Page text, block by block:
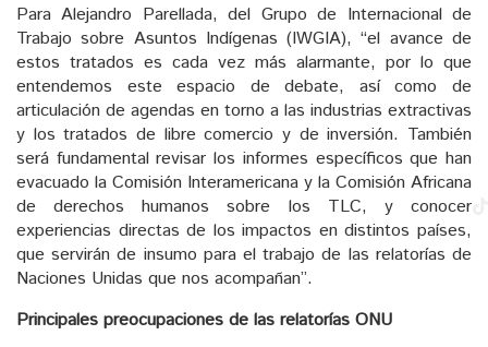
Para Alejandro Parellada, del Grupo de Internacional de
Trabajo sobre Asuntos Indígenas (IWGIA), “el avance de
estos tratados es cada vez más alarmante, por lo que
entendemos este espacio de debate, así como de
articulación de agendas en torno a las industrias extractivas
y los tratados de libre comercio y de inversión. También
será fundamental revisar los informes específicos que han
evacuado la Comisión Interamericana y la Comisión Africana
de derechos humanos sobre los TLC, y conocer
experiencias directas de los impactos en distintos países,
que servirán de insumo para el trabajo de las relatorías de
Naciones Unidas que nos acompañan”.
Principales preocupaciones de las relatorías ONU